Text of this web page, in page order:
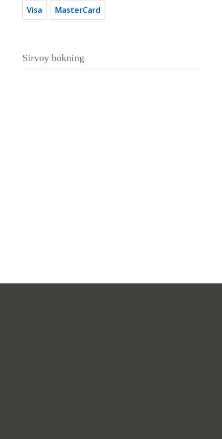
Visa MasterCard
Sirvoy bokning